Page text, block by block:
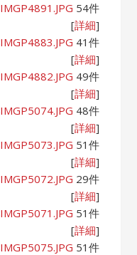
IMGP4891.JPG 54件
[詳細]
IMGP4883.JPG 41件
[詳細]
IMGP4882.JPG 49件
[詳細]
IMGP5074.JPG 48件
[詳細]
IMGP5073.JPG 51件
[詳細]
IMGP5072.JPG 29件
[詳細]
IMGP5071.JPG 51件
[詳細]
IMGP5075.JPG 51件